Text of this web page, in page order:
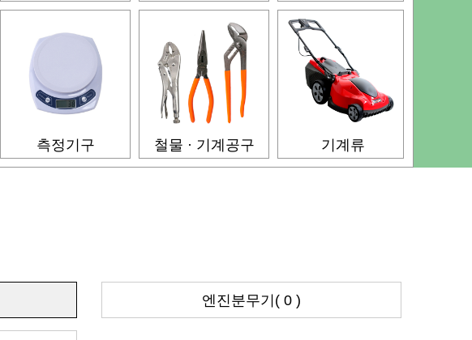
측정기구 철물 · 기계공구 기계류
엔진분무기( 0 )